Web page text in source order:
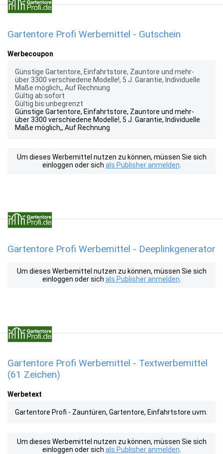
Gartentore Profi Werbemittel - Gutschein
Werbecoupon
Günstige Gartentore, Einfahrtstore, Zauntore und mehr-
über 3300 verschiedene Modelle!, 5 J. Garantie, Individuelle
Maße möglich,, Auf Rechnung
Gültig ab:sofort
Gültig bis:unbegrenzt
Günstige Gartentore, Einfahrtstore, Zauntore und mehr-
über 3300 verschiedene Modelle!, 5 J. Garantie, Individuelle
Maße möglich,, Auf Rechnung
Um dieses Werbemittel nutzen zu können, müssen Sie sich
einloggen oder sich als Publisher anmelden
Gartentore Profi Werbemittel - Deeplinkgenerator
Um dieses Werbemittel nutzen zu können, müssen Sie sich
einloggen oder sich als Publisher anmelden
Gartentore Profi Werbemittel - Textwerbemittel
(61 Zeichen)
Werbetext
Gartentore Profi - Zauntüren, Gartentore, Einfahrtstore uvm.
Um dieses Werbemittel nutzen zu können, müssen Sie sich
einloggen oder sich als Publisher anmelden